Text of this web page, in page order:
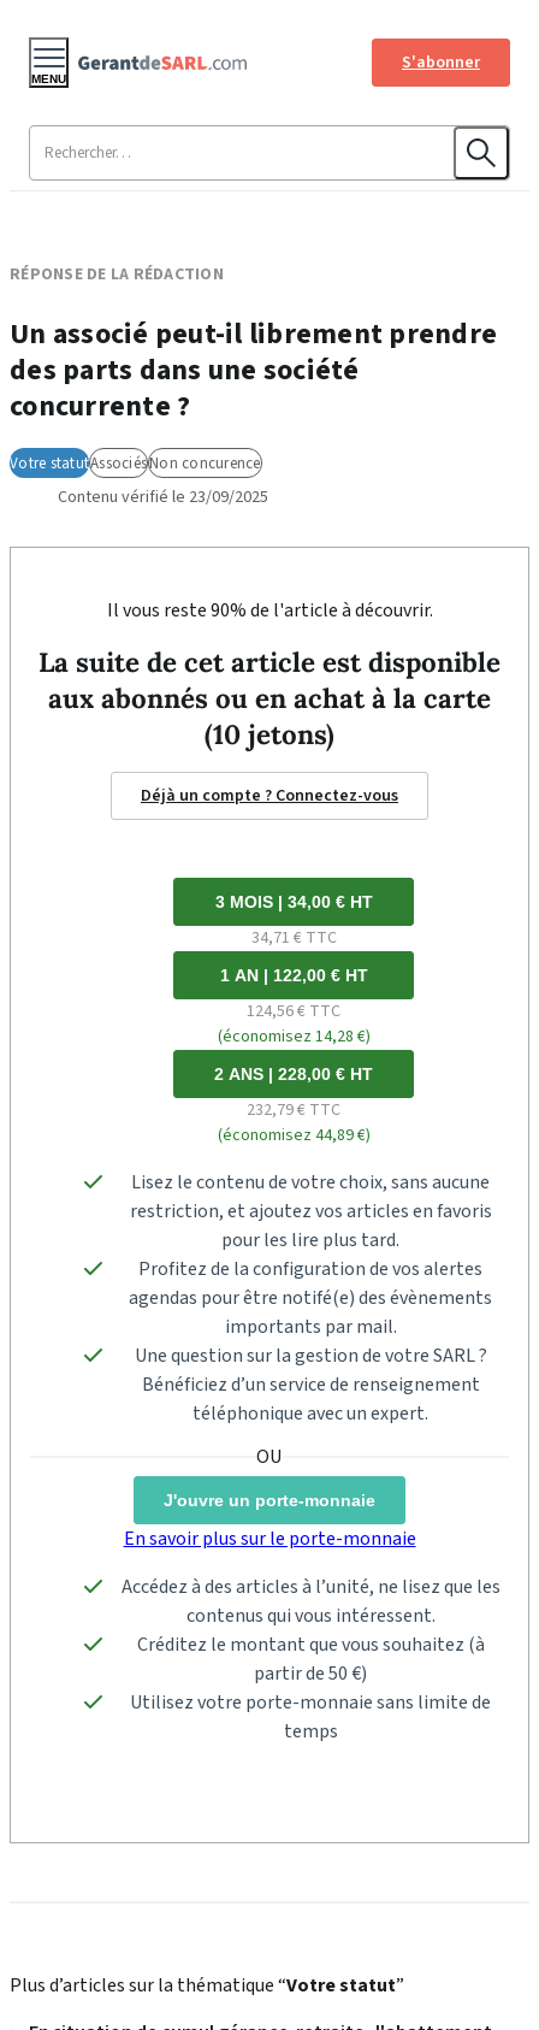
S'abonner
MENU
RÉPONSE DE LA RÉDACTION
Un associé peut-il librement prendre
des parts dans une société
concurrente ?
Votre statutAssociésNon concurence
Contenu vérifié le 23/09/2025
Il vous reste 90% de l'article à découvrir.
La suite de cet article est disponible
aux abonnés ou en achat à la carte
(10 jetons)
Déjà un compte ? Connectez-vous
3 MOIS | 34,00 € HT
34,71 € TTC
1 AN | 122,00 € HT
124,56 € TTC
(économisez 14,28 €)
2 ANS | 228,00 € HT
232,79 € TTC
(économisez 44,89 €)
Lisez le contenu de votre choix, sans aucune
restriction, et ajoutez vos articles en favoris
pour les lire plus tard.
Profitez de la configuration de vos alertes
agendas pour être notifé(e) des évènements
importants par mail.
Une question sur la gestion de votre SARL ?
Bénéficiez d’un service de renseignement
téléphonique avec un expert.
J'ouvre un porte-monnaie
En savoir plus sur le porte-monnaie
Accédez à des articles à l’unité, ne lisez que les
contenus qui vous intéressent.
Créditez le montant que vous souhaitez (à
partir de 50 €)
Utilisez votre porte-monnaie sans limite de
temps
Plus d’articles sur la thématique “Votre statut”